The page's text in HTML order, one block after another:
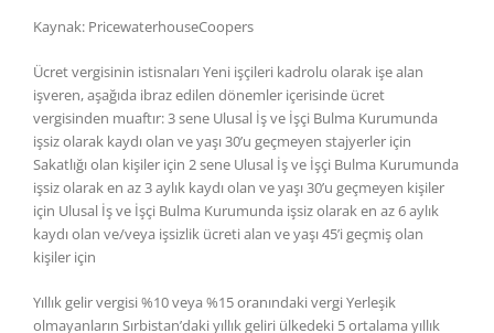
Kaynak: PricewaterhouseCoopers
Ücret vergisinin istisnaları Yeni işçileri kadrolu olarak işe alan
işveren, aşağıda ibraz edilen dönemler içerisinde ücret
vergisinden muaftır: 3 sene Ulusal İş ve İşçi Bulma Kurumunda
işsiz olarak kaydı olan ve yaşı 30’u geçmeyen stajyerler için
Sakatlığı olan kişiler için 2 sene Ulusal İş ve İşçi Bulma Kurumunda
işsiz olarak en az 3 aylık kaydı olan ve yaşı 30’u geçmeyen kişiler
için Ulusal İş ve İşçi Bulma Kurumunda işsiz olarak en az 6 aylık
kaydı olan ve/veya işsizlik ücreti alan ve yaşı 45’i geçmiş olan
kişiler için
Yıllık gelir vergisi %10 veya %15 oranındaki vergi Yerleşik
olmayanların Sırbistan’daki yıllık geliri ülkedeki 5 ortalama yıllık